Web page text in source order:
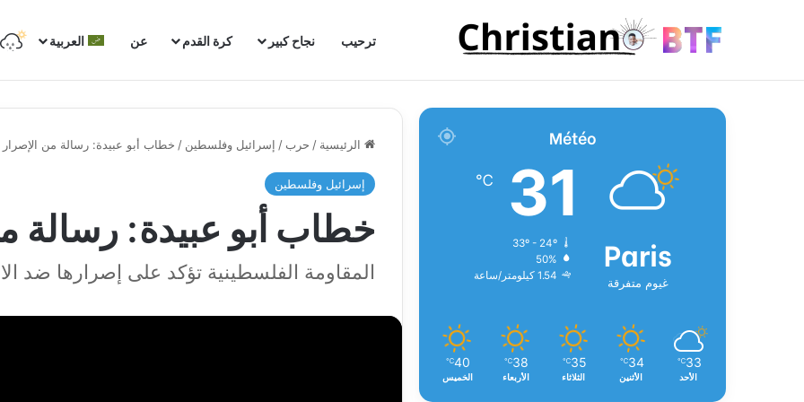
ترحيب نجاح كبير كرة القدم عن العربية
الرئيسية / حرب / إسرائيل وفلسطين / خطاب أبو عبيدة: رسالة من الإصرار
إسرائيل وفلسطين
خطاب أبو عبيدة: رسالة
المقاومة الفلسطينية تؤكد على إصرارها ضد
Météo
Paris
غيوم متفرقة
31
℃
33º - 24º
50%
1.54 كيلومتر/ساعة
33
℃
الأحد
34
℃
الأثنين
35
℃
الثلاثاء
38
℃
الأربعاء
40
℃
الخميس